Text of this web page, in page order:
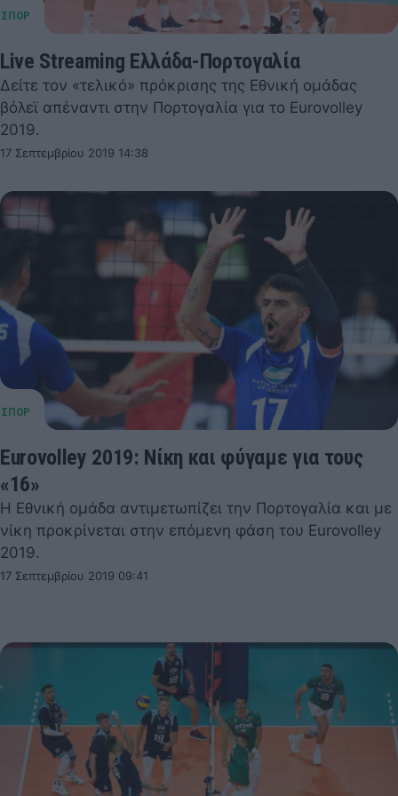
Live Streaming Ελλάδα-Πορτογαλία
Δείτε τον «τελικό» πρόκρισης της Εθνική ομάδας
βόλεϊ απέναντι στην Πορτογαλία για το Eurovolley
2019.
17 Σεπτεμβρίου 2019 14:38
Eurovolley 2019: Νίκη και φύγαμε για τους
«16»
Η Εθνική ομάδα αντιμετωπίζει την Πορτογαλία και με
νίκη προκρίνεται στην επόμενη φάση του Eurovolley
2019.
17 Σεπτεμβρίου 2019 09:41